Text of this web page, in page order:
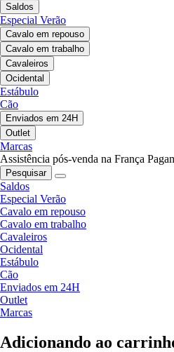
Saldos
Especial Verão
Cavalo em repouso
Cavalo em trabalho
Cavaleiros
Ocidental
Estábulo
Cão
Enviados em 24H
Outlet
Marcas
Assistência pós-venda na França
Pesquisar
Saldos
Especial Verão
Cavalo em repouso
Cavalo em trabalho
Cavaleiros
Ocidental
Estábulo
Cão
Enviados em 24H
Outlet
Marcas
Adicionando ao